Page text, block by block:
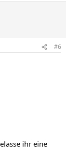
#6
ihr eine